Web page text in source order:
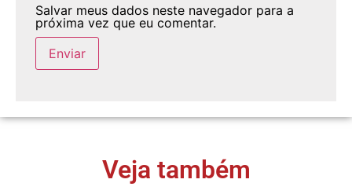
Salvar meus dados neste navegador para a
próxima vez que eu comentar.
Veja também